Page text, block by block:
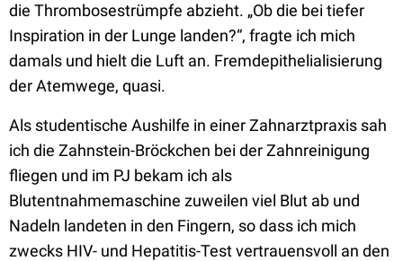
die Thrombosestrümpfe abzieht. „Ob die bei tiefer
Inspiration in der Lunge landen?“, fragte ich mich
damals und hielt die Luft an. Fremdepithelialisierung
der Atemwege, quasi.
Als studentische Aushilfe in einer Zahnarztpraxis sah
ich die Zahnstein-Bröckchen bei der Zahnreinigung
fliegen und im PJ bekam ich als
Blutentnahmemaschine zuweilen viel Blut ab und
Nadeln landeten in den Fingern, so dass ich mich
zwecks HIV- und Hepatitis-Test vertrauensvoll an den